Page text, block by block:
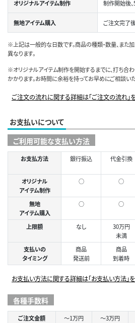
オリジナルアイテム制作 制作開始後
無地アイテム購入 ご注文完了
※上記は一般的な日数です。商品の種類・数量、また
異なります。
※オリジナルアイテム制作を開始するまでに、打ち
かかります。お時間に余裕を持ってお早めにご相談い
ご注文の流れに関する詳細は「ご注文の流れ」
お支払いについて
ご利用可能な支払い方法
お支払方法 銀行振込 代金引換
オリジナル
アイテム制作
○ ○
無地
アイテム購入
○ ○
上限額 なし
30万円
未満
支払いの
タイミング
商品
発送前
商品
到着時
お支払い方法に関する詳細は「お支払い方法」を
各種手数料
ご注文金額 ～1万円 ～3万円